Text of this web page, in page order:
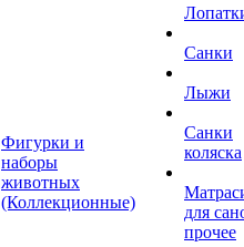
Фигурки и
наборы
животных
(Коллекционные)
Санки
Лыжи
Санки
коляска
для
прочее